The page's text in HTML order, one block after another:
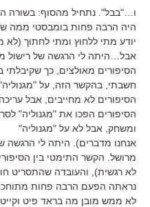
ו…"בבל". נתחיל מהסוף: בשורה
היה הרבה פחות בומבסטי ממה
יודע מתי ללחוץ ומתי לחתוך
אבל…היתה לי הרגשה של רישול
הסיפורים מאולצים, כך
חשבתי, בהקשר הזה, על
הסיפורים לא מחייבים, אבל
הסיפורים הפכו את "מגנוליה"
ומשחק, אבל לא על "מגנוליה"
אנחנו מדברים). היתה לי הרגשה
מרושל. הקשר התימטי בין
לא רגשית), והעובדה שהתסריט
נראתה הפעם הרבה פחות מתוחכמת
לא ממש מובן מה בראד פיט